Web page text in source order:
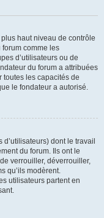
haut niveau de contrôle
forum comme les
d’utilisateurs ou de
du forum a attribuées
toutes les capacités de
le fondateur a autorisé.
dont le travail
du forum. Ils ont le
verrouiller, déverrouiller,
qu’ils modèrent.
utilisateurs partent en